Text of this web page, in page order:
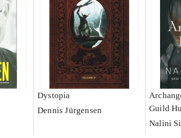
Dystopia
Dennis Jürgensen
Guild
Nalini